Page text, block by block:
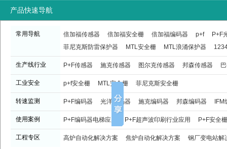
产品快速导航
常用导航 倍加福传感器 倍加福安全栅 倍加福编码器 p+f
P+F
菲尼克斯防雷保护器
MTL安全栅 MTL浪涌保护器
生产线行业 P+F传感器 施克传感器 图尔克传感器 邦森传感器
工业安全 p+f安全栅 MTL安全栅 菲尼克斯安全栅
转速监测 P+F编码器 光洋编码器 施克编码器 邦森编码器
使用案例 P+F编码器电梯应用 P+F超声波印刷行业应用 P+F安全
工程专区 高炉自动化解决方案 焦炉自动化解决方案 钢厂变电站解